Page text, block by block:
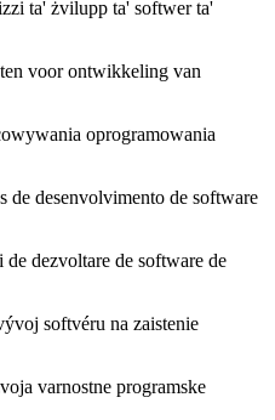
ta' żvilupp ta' softwer ta'
voor ontwikkeling van
oprogramowania
de desenvolvimento de software
dezvoltare de software de
softvéru na zaistenie
varnostne programske